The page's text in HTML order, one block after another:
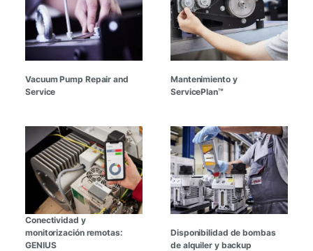
Vacuum Pump Repair and
Service
Mantenimiento y
ServicePlan™
Conectividad y
monitorización remotas:
GENIUS
Disponibilidad de bombas
de alquiler y backup